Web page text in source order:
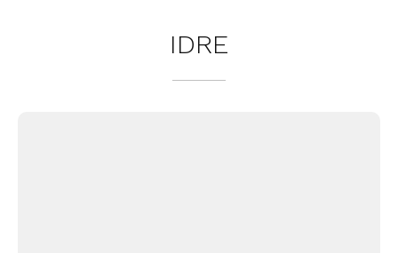
IDRE